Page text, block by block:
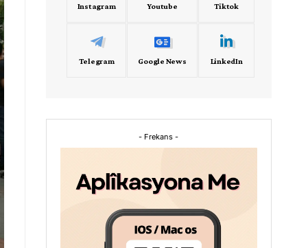
Instagram Youtube Tiktok
Telegram Google News LinkedIn
- Frekans -